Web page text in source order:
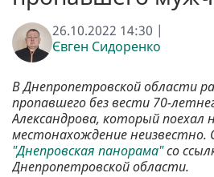
26.10.2022 14:30 |
Євген Сидоренко
В Днепропетровской области
пропавшего без вести 70-
Александрова, который поехал
местонахождение
"Днепровская панорама"со
Днепропетровской области.